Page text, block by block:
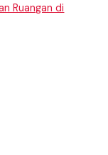
Ruangan di